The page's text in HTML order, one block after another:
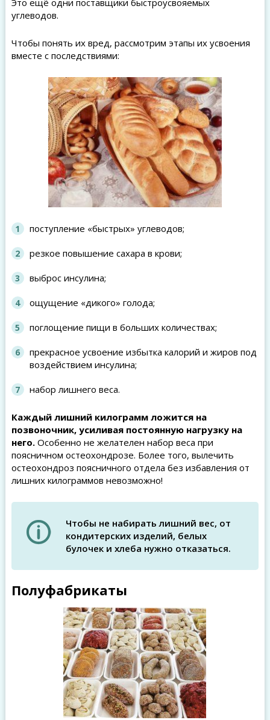
Это ещё одни поставщики быстроусвояемых
углеводов.
Чтобы понять их вред, рассмотрим этапы их усвоения
вместе с последствиями:
поступление «быстрых» углеводов;
резкое повышение сахара в крови;
выброс инсулина;
ощущение «дикого» голода;
поглощение пищи в больших количествах;
прекрасное усвоение избытка калорий и жиров под
воздействием инсулина;
набор лишнего веса.
Каждый лишний килограмм ложится на
позвоночник, усиливая постоянную нагрузку на
него.Особенно не желателен набор веса при
поясничном остеохондрозе. Более того, вылечить
остеохондроз поясничного отдела без избавления от
лишних килограммов невозможно!
Чтобы не набирать лишний вес, от
кондитерских изделий, белых
булочек и хлеба нужно отказаться.
Полуфабрикаты